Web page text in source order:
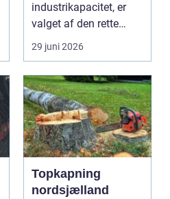
industrikapacitet, er
valget af den rette
industriport a...
29 juni 2026
Topkapning
nordsjælland